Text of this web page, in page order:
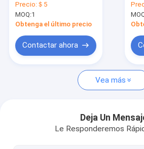
Control de calidad
Contacta con nosotros
Casos de trabajo
Polished Or Frosted
Finish For Industrial
Precio:＄5
MOQ:1
Obtenga el último precio
Contactar ahora
Vea más
Deja Un
Le Responderemos